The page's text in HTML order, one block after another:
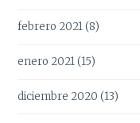
febrero 2021(8)
enero 2021(15)
diciembre 2020 (13)